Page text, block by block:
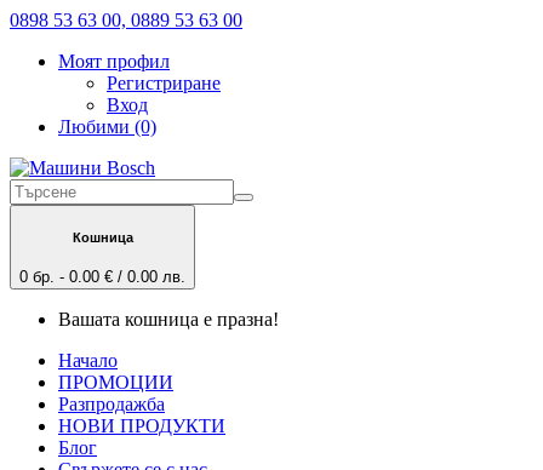
0898 53 63 00, 0889 53 63 00
Моят профил
Регистриране
Вход
Любими (0)
Кошница
0 бр. - 0.00 € / 0.00 лв.
Вашата кошница е празна!
Начало
ПРОМОЦИИ
Разпродажба
НОВИ ПРОДУКТИ
Блог